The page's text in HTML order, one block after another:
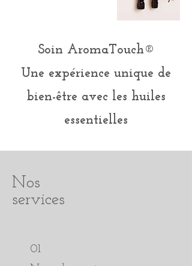
Soin AromaTouch®
Une expérience unique de
bien-être avec les huiles
essentielles
Nos
services
01